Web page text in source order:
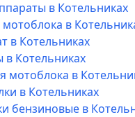
в Котельниках
в
в Котельниках
Котельниках
мотоблока в
в Котельниках
бензиновые в